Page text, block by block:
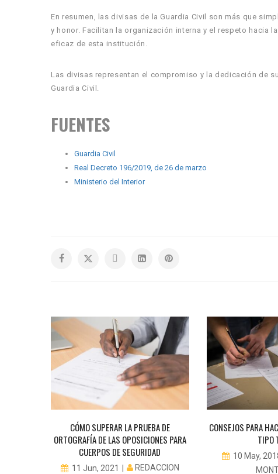
En resumen, las divisas de la Guardia Civil son más que
y honor. Facilitan la organización interna y el respeto hacia
eficaz de esta institución.
Las divisas representan el compromiso y la dedicación de
Guardia Civil.
FUENTES
Guardia Civil
Real Decreto 196/2019, de 26 de marzo
Ministerio del Interior
CÓMO SUPERAR LA PRUEBA DE
ORTOGRAFÍA DE LAS OPOSICIONES PARA
CUERPOS DE SEGURIDAD
11 Jun, 2021 REDACCION
CONSEJOS PARA
TIPO
10 May,